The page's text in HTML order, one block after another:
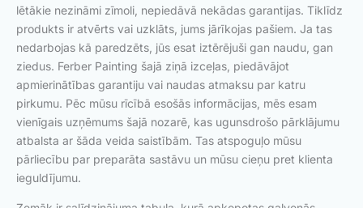
lētākie nezināmi zīmoli, nepiedāvā nekādas garantijas. Tiklīdz
produkts ir atvērts vai uzklāts, jums jārīkojas pašiem. Ja tas
nedarbojas kā paredzēts, jūs esat iztērējuši gan naudu, gan
ziedus. Ferber Painting šajā ziņā izceļas, piedāvājot
apmierinātības garantiju vai naudas atmaksu par katru
pirkumu. Pēc mūsu rīcībā esošās informācijas, mēs esam
vienīgais uzņēmums šajā nozarē, kas ugunsdrošo pārklājumu
atbalsta ar šāda veida saistībām. Tas atspoguļo mūsu
pārliecību par preparāta sastāvu un mūsu cieņu pret klienta
ieguldījumu.